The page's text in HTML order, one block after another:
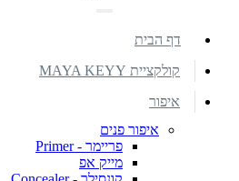
דף הבית
קולקציית MAYA KEYY
איפור
איפור פנים
פריימר - Primer
מייק אפ